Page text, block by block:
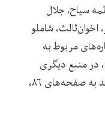
سیاح، جلال
شاملو
مربوط به
در منبع دیگری
نتوان پیدا کرد؛ که برای اطلاع می‌توانید به صفحه‌های ۸۶،